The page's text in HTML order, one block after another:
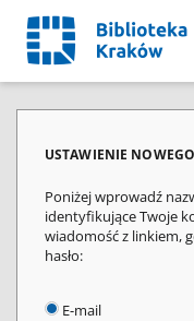
USTAWIENIE
Poniżej wprowadź
identyfikujące Twoje
wiadomość z linkiem,
hasło:
E-mail